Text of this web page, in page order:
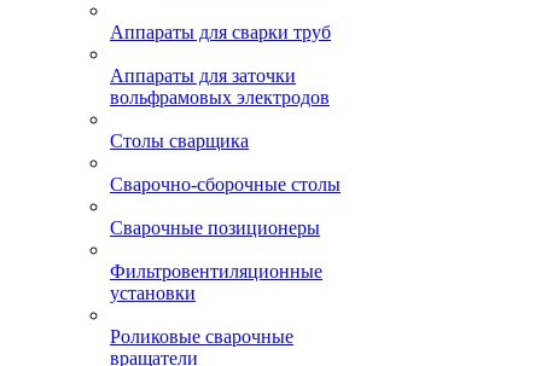
Аппараты для сварки труб
Аппараты для заточки
вольфрамовых электродов
Столы сварщика
Сварочно-сборочные столы
Сварочные позиционеры
Фильтровентиляционные
установки
Роликовые сварочные
вращатели